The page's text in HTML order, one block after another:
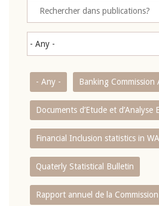
- Any - Banking Commission
Documents d’Etude et d’Analyse
Financial Inclusion statistics in
Quaterly Statistical Bulletin
Rapport annuel de la